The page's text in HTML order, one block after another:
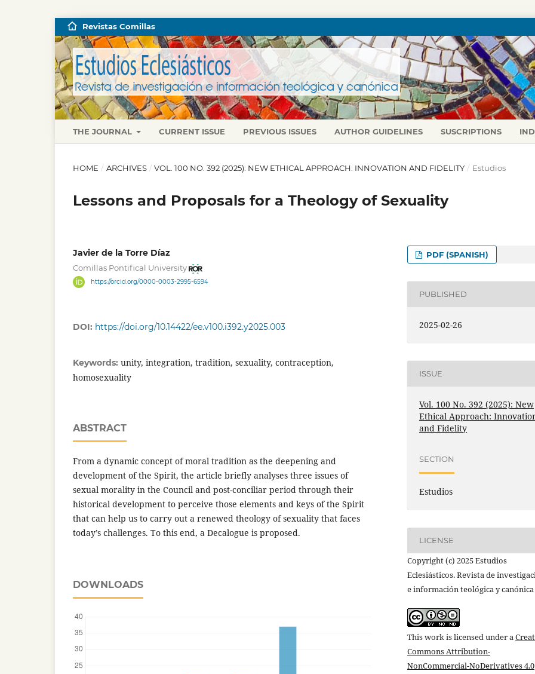
THE JOURNAL CURRENT ISSUE PREVIOUS ISSUES AUTHOR GUIDELINES SUSCRIPTIONS
Revistas Comillas
HOME / ARCHIVES / VOL. 100 NO. 392 (2025): NEW ETHICAL APPROACH: INNOVATION AND FIDELITY / Estudios
Lessons and Proposals for a Theology of Sexuality
Javier de la Torre Díaz
Comillas Pontifical University
https://orcid.org/0000-0003-2995-6594
DOI: https://doi.org/10.14422/ee.v100.i392.y2025.003
Keywords: unity, integration, tradition, sexuality, contraception,
homosexuality
ABSTRACT
From a dynamic concept of moral tradition as the deepening and
development of the Spirit, the article briefly analyses three issues of
sexual morality in the Council and post-conciliar period through their
historical development to perceive those elements and keys of the Spirit
that can help us to carry out a renewed theology of sexuality that faces
today’s challenges. To this end, a Decalogue is proposed.
DOWNLOADS
PDF (SPANISH)
PUBLISHED
2025-02-26
ISSUE
Vol. 100 No. 392 (2025): New
Ethical Approach:
and Fidelity
SECTION
Estudios
LICENSE
Copyright (c) 2025 Estudios
Eclesiásticos. Revista de
e información teológica y canónica
This work is licensed under a
Commons Attribution-
NonCommercial-NoDerivatives 4.0